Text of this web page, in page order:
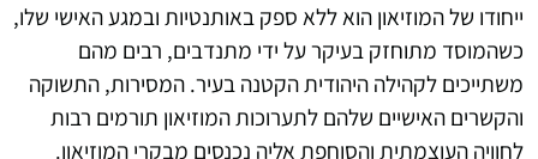
ייחודו של המוזיאון הוא ללא ספק באותנטיות ובמגע האישי שלו,
כשהמוסד מתוחזק בעיקר על ידי מתנדבים, רבים מהם
משתייכים לקהילה היהודית הקטנה בעיר. המסירות, התשוקה
והקשרים האישיים שלהם לתערוכות המוזיאון תורמים רבות
לחוויה העוצמתית והסוחפת אליה נכנסים מבקרי המוזיאון.